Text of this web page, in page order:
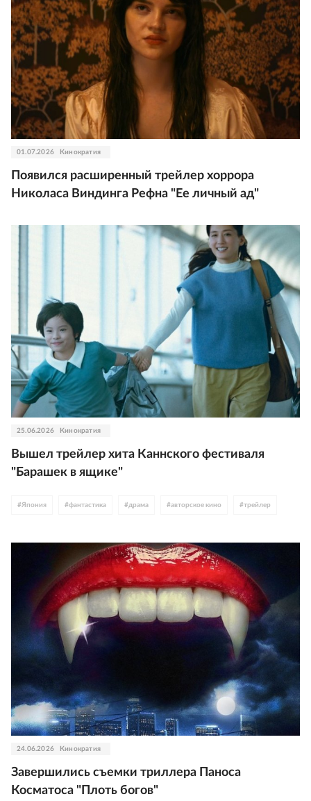
01.07.2026 Кинократия
Появился расширенный трейлер хоррора
Николаса Виндинга Рефна "Ее личный ад"
25.06.2026 Кинократия
Вышел трейлер хита Каннского фестиваля
"Барашек в ящике"
#Япония #фантастика #драма #авторское кино #трейлер
24.06.2026 Кинократия
Завершились съемки триллера Паноса
Косматоса "Плоть богов"